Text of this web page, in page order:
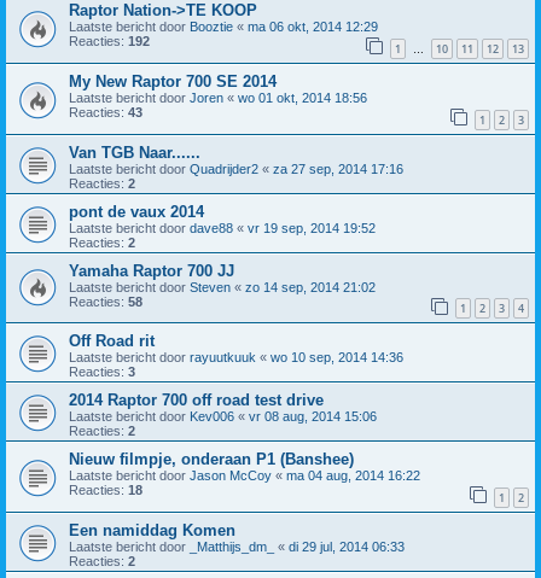
Raptor Nation->TE KOOP
Laatste bericht door Booztie « ma 06 okt, 2014 12:29
Reacties: 192 1 … 10 11 12 13
My New Raptor 700 SE 2014
Laatste bericht door Joren « wo 01 okt, 2014 18:56
Reacties: 43 1 2 3
Van TGB Naar......
Laatste bericht door Quadrijder2 « za 27 sep, 2014 17:16
Reacties: 2
pont de vaux 2014
Laatste bericht door dave88 « vr 19 sep, 2014 19:52
Reacties: 2
Yamaha Raptor 700 JJ
Laatste bericht door Steven « zo 14 sep, 2014 21:02
Reacties: 58 1 2 3 4
Off Road rit
Laatste bericht door rayuutkuuk « wo 10 sep, 2014 14:36
Reacties: 3
2014 Raptor 700 off road test drive
Laatste bericht door Kev006 « vr 08 aug, 2014 15:06
Reacties: 2
Nieuw filmpje, onderaan P1 (Banshee)
Laatste bericht door Jason McCoy « ma 04 aug, 2014 16:22
Reacties: 18 1 2
Een namiddag Komen
Laatste bericht door _Matthijs_dm_ « di 29 jul, 2014 06:33
Reacties: 2